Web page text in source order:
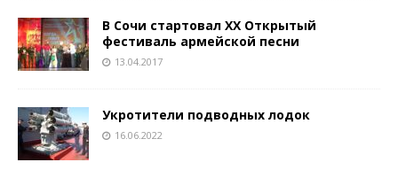
В Сочи стартовал ХХ Открытый
фестиваль армейской песни
13.04.2017
Укротители подводных лодок
16.06.2022